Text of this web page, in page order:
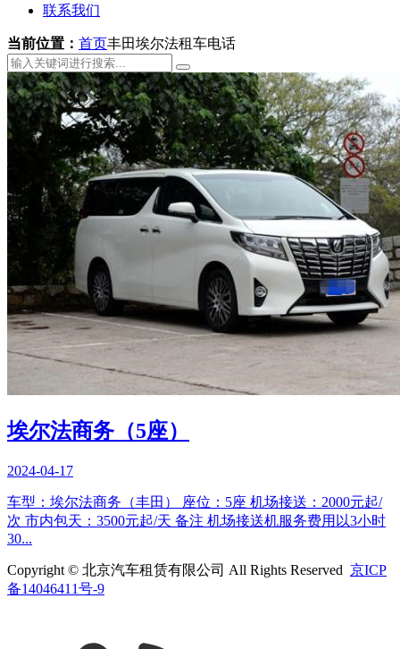
联系我们
当前位置： 首页丰田埃尔法租车电话
埃尔法商务（5座）
2024-04-17
车型：埃尔法商务（丰田） 座位：5座 机场接送：2000元起/
次 市内包天：3500元起/天 备注 机场接送机服务费用以3小时
30...
Copyright © 北京汽车租赁有限公司 All Rights Reserved 京ICP
备14046411号-9